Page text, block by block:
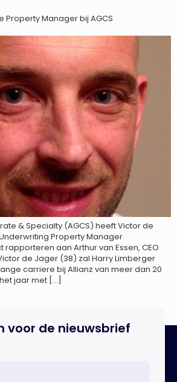
Manager bij AGCS
& Specialty (AGCS) heeft Victor de
Property Manager
rapporteren aan Arthur van Essen, CEO
de Jager (38) zal Harry Limberger
carriere bij Allianz van meer dan 20
jaar met […]
voor de nieuwsbrief